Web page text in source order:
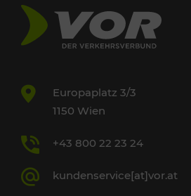
Europaplatz 3/3
1150 Wien
+43 800 22 23 24
kundenservice[at]vor.at